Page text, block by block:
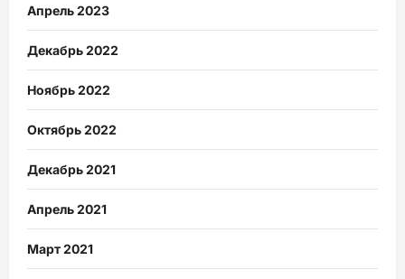
Апрель 2023
Декабрь 2022
Ноябрь 2022
Октябрь 2022
Декабрь 2021
Апрель 2021
Март 2021